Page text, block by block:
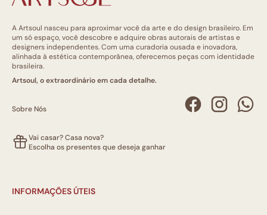
A Artsoul nasceu para aproximar você da arte e do design brasileiro. Em
um só espaço, você descobre e adquire obras autorais de artistas e
designers independentes. Com uma curadoria ousada e inovadora,
alinhada à estética contemporânea, oferecemos peças com identidade
brasileira.
Artsoul, o extraordinário em cada detalhe.
Sobre Nós
Vai casar? Casa nova?
Escolha os presentes que deseja ganhar
INFORMAÇÕES ÚTEIS